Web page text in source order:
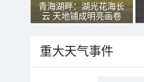
青海湖畔：湖光花海长
云 天地铺成明亮画卷
重大天气事件